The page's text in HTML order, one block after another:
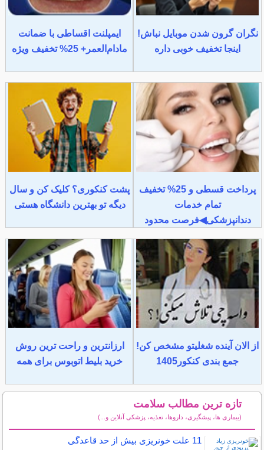
نگران گرون شدن موبایل نباش!
اینجا تخفیف خوبی داره
ایمپلنت اقساطی با ضمانت
مادام‌العمر+ 25% تخفیف ویژه
پرداخت قسطی و 25% تخفیف
تمام خدمات
دندانپزشکی◀فرصت محدود
پشت کنکوری؟ کلیک کن و سال
دیگه تو بهترین دانشگاه هستی
از الان آینده شغلیتو مشخص کن!
جمع بندی کنکور1405
ارزانترین و راحت ترین روش
خرید بلیط اتوبوس برای همه
تازه ترین مطالب سلامت
(بیماری ها، پیشگیری، داروها، تغذیه، پزشکی آنلاین و...)
11 علت خونریزی بیش از حد قاعدگی